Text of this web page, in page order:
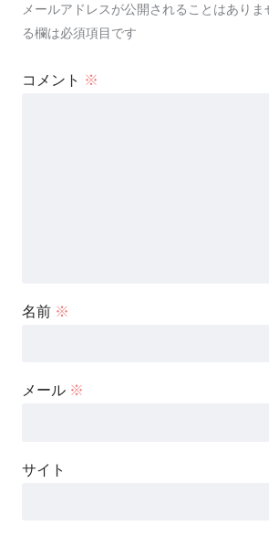
メールアドレスが公開されることはありま
る欄は必須項目です
コメント ※
名前 ※
メール ※
サイト